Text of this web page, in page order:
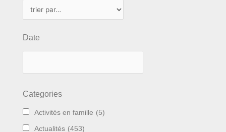
Date
Categories
Activités en famille (5)
Actualités (453)